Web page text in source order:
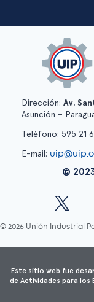
Dirección: Av.
Asunción –
Teléfono: 595 21
E-mail:
©
© 2026 Unión Industrial
Este sitio web fue
de Actividades para los